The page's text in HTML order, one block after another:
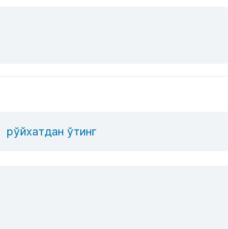
рўйхатдан ўтинг